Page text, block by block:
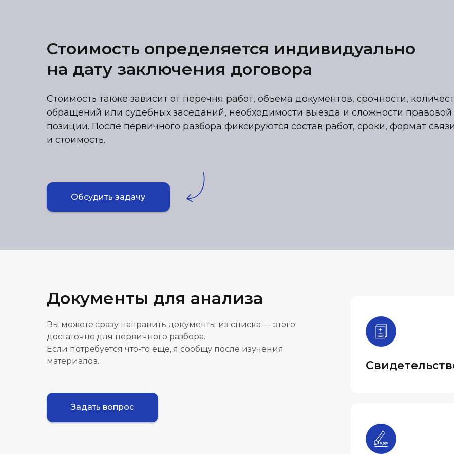
Стоимость определяется индивидуально
на дату заключения договора
Стоимость также зависит от перечня работ, объема документов, срочности,
обращений или судебных заседаний, необходимости выезда и сложности правовой
позиции. После первичного разбора фиксируются состав работ, сроки, формат связи
и стоимость.
Обсудить задачу
Документы для анализа
Вы можете сразу направить документы из списка — этого
достаточно для первичного разбора.
Если потребуется что-то ещё, я сообщу после изучения
материалов.
Задать вопрос